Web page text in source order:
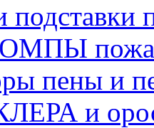
подставки
пены и
и